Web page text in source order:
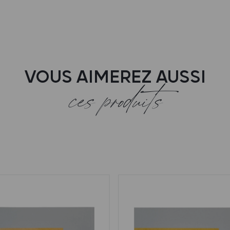
VOUS AIMEREZ AUSSI
ces produits